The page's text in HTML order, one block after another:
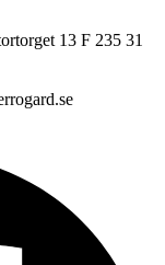
13 F 235 31